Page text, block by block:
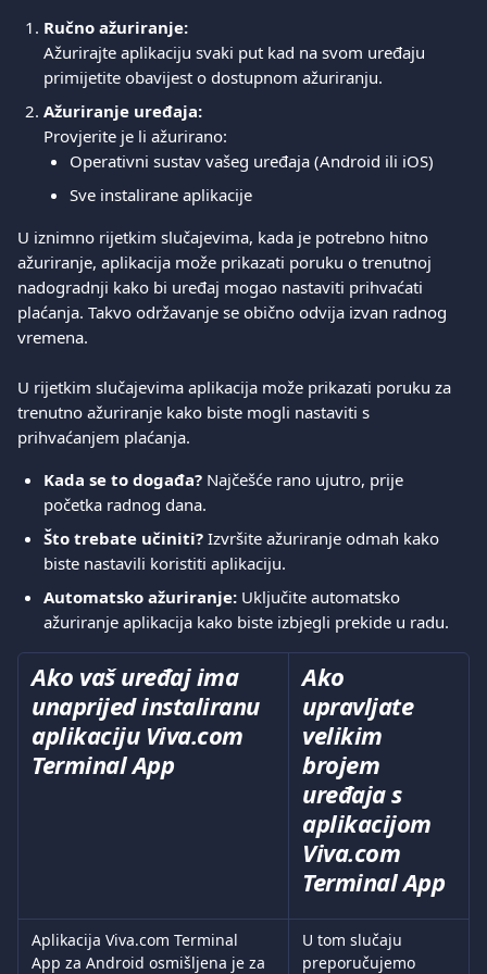
Ručno ažuriranje:
Ažurirajte aplikaciju svaki put kad na svom uređaju
primijetite obavijest o dostupnom ažuriranju.
Ažuriranje uređaja:
Provjerite je li ažurirano:
Operativni sustav vašeg uređaja (Android ili iOS)
Sve instalirane aplikacije
U iznimno rijetkim slučajevima, kada je potrebno hitno
ažuriranje, aplikacija može prikazati poruku o trenutnoj
nadogradnji kako bi uređaj mogao nastaviti prihvaćati
plaćanja. Takvo održavanje se obično odvija izvan radnog
vremena.
U rijetkim slučajevima aplikacija može prikazati poruku za
trenutno ažuriranje kako biste mogli nastaviti s
prihvaćanjem plaćanja.
Kada se to događa? Najčešće rano ujutro, prije
početka radnog dana.
Što trebate učiniti? Izvršite ažuriranje odmah kako
biste nastavili koristiti aplikaciju.
Automatsko ažuriranje: Uključite automatsko
ažuriranje aplikacija kako biste izbjegli prekide u radu.
Ako vaš uređaj ima
unaprijed instaliranu
aplikaciju Viva.com
Terminal App
Ako
upravljate
velikim
brojem
uređaja s
aplikacijom
Viva.com
Terminal App
Aplikacija Viva.com Terminal
App za Android osmišljena je za
U tom slučaju
preporučujemo